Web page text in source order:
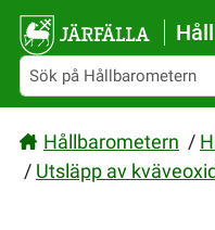
Gå direkt till sidans
Hållbarometern /
/ Utsläpp av